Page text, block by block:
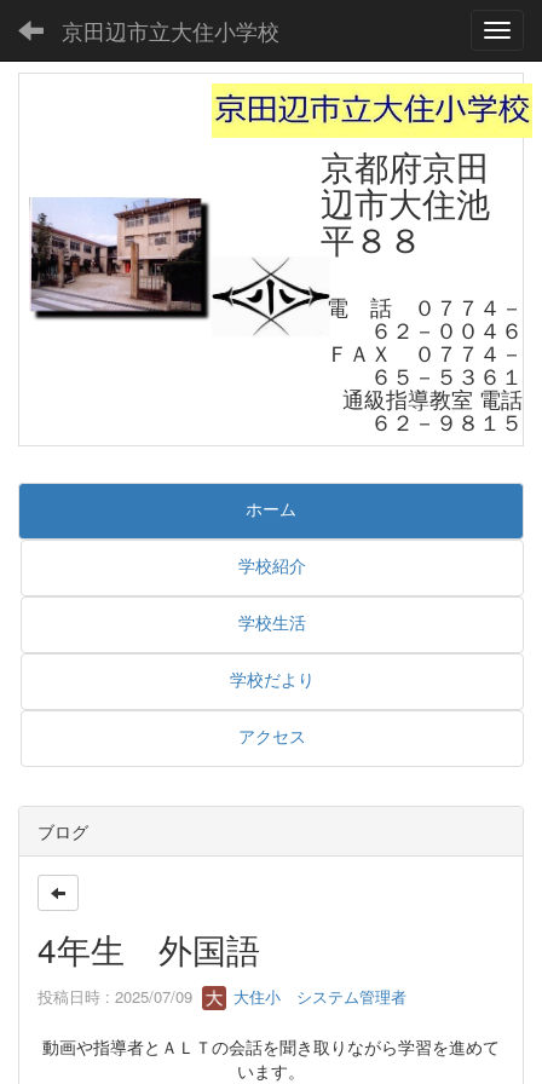
京田辺市立大住小学校
京都府京田
辺市大住池
平８８
電 話 ０７７４－
６２－００４６
ＦＡＸ ０７７４－
６５－５３６１
通級指導教室 電話
６２－９８１５
ホーム
学校紹介
学校生活
学校だより
アクセス
ブログ
4年生 外国語
投稿日時 : 2025/07/09 大住小 システム管理者
動画や指導者とＡＬＴの会話を聞き取りながら学習を進めて
います。